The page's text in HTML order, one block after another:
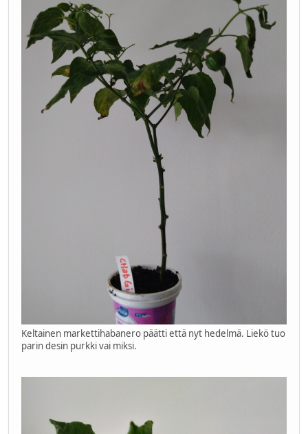
Keltainen markettihabanero päätti että nyt hedelmä. Liekö tuo
parin desin purkki vai miksi.